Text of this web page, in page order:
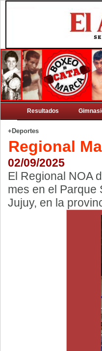
Resultados
+Deportes
Regional
02/09/2025
El Regional NOA
mes en el Parque
Jujuy, en la